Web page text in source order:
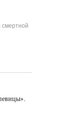
смертной